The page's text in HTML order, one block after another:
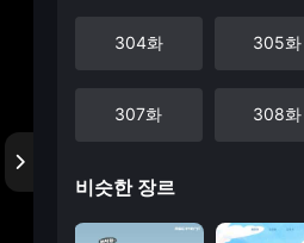
304화 305화
307화 308화
310화
비슷한 장르